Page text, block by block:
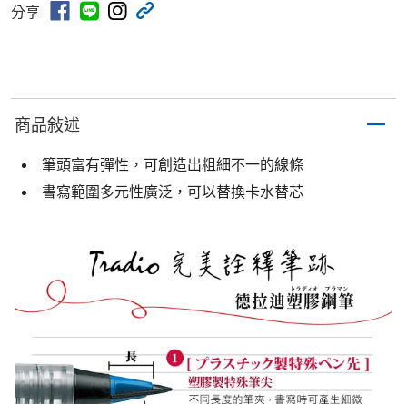
分享
商品敍述
筆頭富有彈性，可創造出粗細不一的線條
書寫範圍多元性廣泛，可以替換卡水替芯